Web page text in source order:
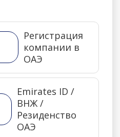
Регистрация
компании в
ОАЭ
Emirates ID /
ВНЖ /
Резиденство
ОАЭ